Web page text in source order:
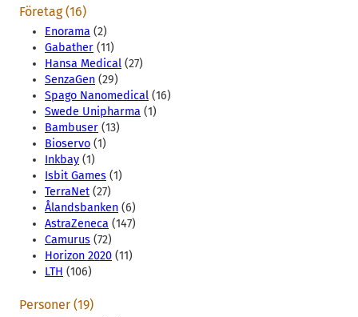
Företag (16)
Enorama (2)
Gabather (11)
Hansa Medical (27)
SenzaGen (29)
Spago Nanomedical (16)
Swede Unipharma (1)
Bambuser (13)
Bioservo (1)
Inkbay (1)
Isbit Games (1)
TerraNet (27)
Ålandsbanken (6)
AstraZeneca (147)
Camurus (72)
Horizon 2020 (11)
LTH (106)
Personer (19)